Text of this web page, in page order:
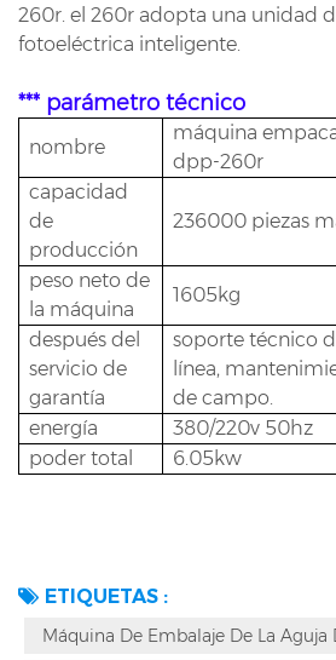
260r. el 260r adopta una unidad
fotoeléctrica inteligente.
*** parámetro técnico
nombre
máquina
dpp-260r
capacidad
de
producción
236000 piezas
peso neto de
la máquina
1605kg
después del
servicio de
garantía
soporte técnico
línea,
de campo.
energía
380/220v 50hz
poder total
6.05kw
ETIQUETAS :
Máquina De Embalaje De La Aguja